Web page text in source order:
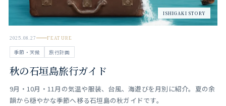
ISHIGAKI STORY
2025.08.27 FEATURE
季節・天候 旅行計画
秋の石垣島旅行ガイド
9月・10月・11月の気温や服装、台風、海遊びを月別に紹介。夏の余
韻から穏やかな季節へ移る石垣島の秋ガイドです。